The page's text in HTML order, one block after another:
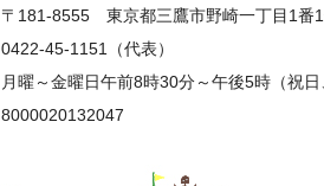
〒181-8555 東京都三鷹市野崎一丁目1番
0422-45-1151 （代表）
月曜～金曜日午前8時30分～午後5時（祝日
8000020132047